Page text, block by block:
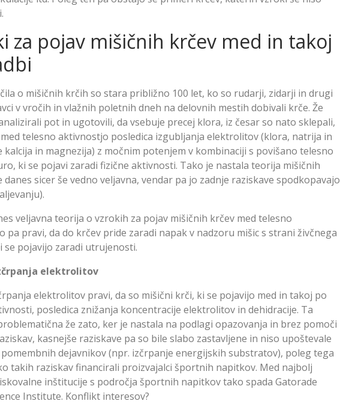
za pojav mišičnih krčev med in takoj
o mišičnih krčih so stara približno 100 let, ko so rudarji, zidarji in drugi
v vročih in vlažnih poletnih dneh na delovnih mestih dobivali krče. Že
pot in ugotovili, da vsebuje precej klora, iz česar so nato sklepali,
telesno aktivnostjo posledica izgubljanja elektrolitov (klora, natrija in
kalcija in magnezija) z močnim potenjem v kombinaciji s povišano telesno
ki se pojavi zaradi fizične aktivnosti. Tako je nastala teorija mišičnih
danes sicer še vedno veljavna, vendar pa jo zadnje raziskave spodkopavajo
veljavna teorija o vzrokih za pojav mišičnih krčev med telesno
pa pravi, da do krčev pride zaradi napak v nadzoru mišic s strani živčnega
se pojavijo zaradi utrujenosti.
elektrolitov
elektrolitov pravi, da so mišični krči, ki se pojavijo med in takoj po
posledica znižanja koncentracije elektrolitov in dehidracije. Ta
že zato, ker je nastala na podlagi opazovanja in brez pomoči
kasnejše raziskave pa so bile slabo zastavljene in niso upoštevale
dejavnikov (npr. izčrpanje energijskih substratov), poleg tega
takih raziskav financirali proizvajalci športnih napitkov. Med najbolj
inštitucije s področja športnih napitkov tako spada Gatorade
Institute. Konflikt interesov?